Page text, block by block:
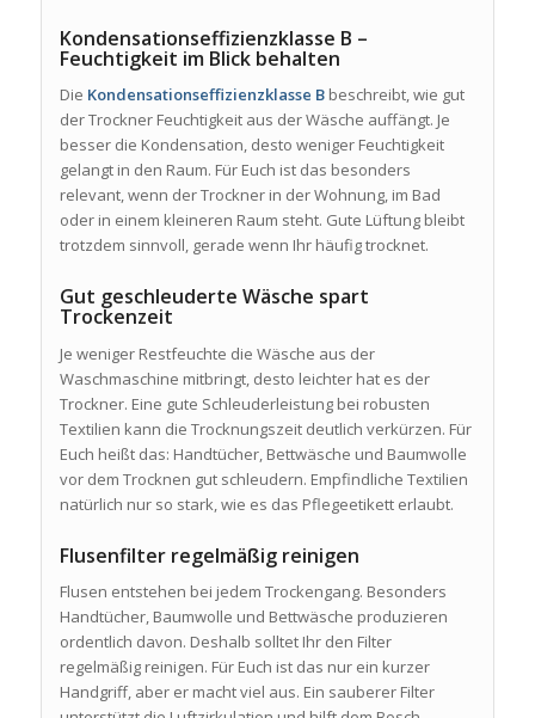
Kondensationseffizienzklasse B –
Feuchtigkeit im Blick behalten
Die Kondensationseffizienzklasse Bbeschreibt, wie gut
der Trockner Feuchtigkeit aus der Wäsche auffängt. Je
besser die Kondensation, desto weniger Feuchtigkeit
gelangt in den Raum. Für Euch ist das besonders
relevant, wenn der Trockner in der Wohnung, im Bad
oder in einem kleineren Raum steht. Gute Lüftung bleibt
trotzdem sinnvoll, gerade wenn Ihr häufig trocknet.
Gut geschleuderte Wäsche spart
Trockenzeit
Je weniger Restfeuchte die Wäsche aus der
Waschmaschine mitbringt, desto leichter hat es der
Trockner. Eine gute Schleuderleistung bei robusten
Textilien kann die Trocknungszeit deutlich verkürzen. Für
Euch heißt das: Handtücher, Bettwäsche und Baumwolle
vor dem Trocknen gut schleudern. Empfindliche Textilien
natürlich nur so stark, wie es das Pflegeetikett erlaubt.
Flusenfilter regelmäßig reinigen
Flusen entstehen bei jedem Trockengang. Besonders
Handtücher, Baumwolle und Bettwäsche produzieren
ordentlich davon. Deshalb solltet Ihr den Filter
regelmäßig reinigen. Für Euch ist das nur ein kurzer
Handgriff, aber er macht viel aus. Ein sauberer Filter